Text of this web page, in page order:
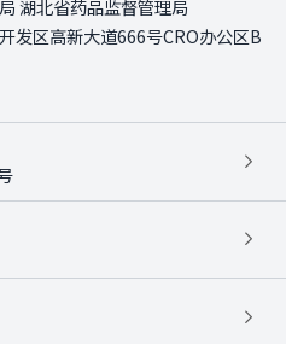
湖北省药品监督管理局
发区高新大道666号CRO办公区B